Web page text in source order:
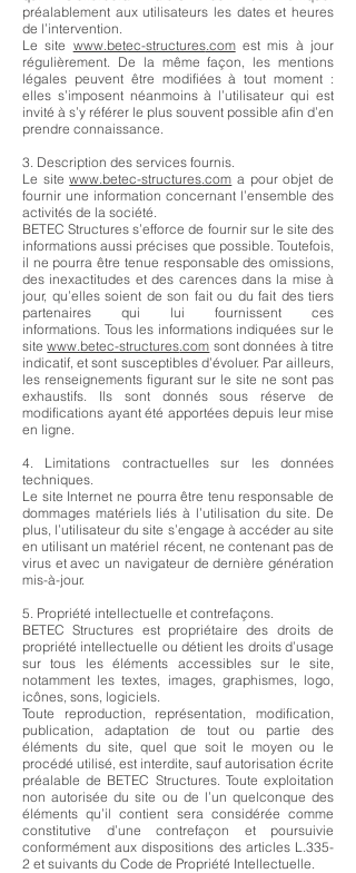
préalablement aux utilisateurs les dates et heures
de l’intervention.
Le site www.betec-structures.com est mis à jour
régulièrement. De la même façon, les mentions
légales peuvent être modifiées à tout moment :
elles s’imposent néanmoins à l’utilisateur qui est
invité à s’y référer le plus souvent possible afin d’en
prendre connaissance.
3. Description des services fournis.
Le sitewww.betec-structures.com a pour objet de
fournir une information concernant l’ensemble des
activités de la société.
BETEC Structures s’efforce de fournir sur le site des
informations aussi précises que possible. Toutefois,
il ne pourra être tenue responsable des omissions,
des inexactitudes et des carences dans la mise à
jour, qu’elles soient de son fait ou du fait des tiers
partenaires qui lui fournissent ces
informations. Tous les informations indiquées sur le
sitewww.betec-structures.com sont données à titre
indicatif, et sont susceptibles d’évoluer. Par ailleurs,
les renseignements figurant sur le site ne sont pas
exhaustifs. Ils sont donnés sous réserve de
modifications ayant été apportées depuis leur mise
en ligne.
4. Limitations contractuelles sur les données
techniques.
Le site Internet ne pourra être tenu responsable de
dommages matériels liés à l’utilisation du site. De
plus, l’utilisateur du site s’engage à accéder au site
en utilisant un matériel récent, ne contenant pas de
virus et avec un navigateur de dernière génération
mis-à-jour.
5. Propriété intellectuelle et contrefaçons.
BETEC Structures est propriétaire des droits de
propriété intellectuelle ou détient les droits d’usage
sur tous les éléments accessibles sur le site,
notamment les textes, images, graphismes, logo,
icônes, sons, logiciels.
Toute reproduction, représentation, modification,
publication, adaptation de tout ou partie des
éléments du site, quel que soit le moyen ou le
procédé utilisé, est interdite, sauf autorisation écrite
préalable de BETEC Structures. Toute exploitation
non autorisée du site ou de l’un quelconque des
éléments qu’il contient sera considérée comme
constitutive d’une contrefaçon et poursuivie
conformément aux dispositions des articles L.335-
2 et suivants du Code de Propriété Intellectuelle.